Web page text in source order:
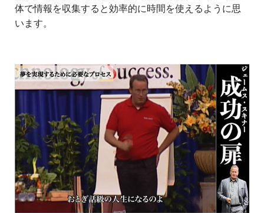
体で情報を収集すると効率的に時間を使えるように思
います。